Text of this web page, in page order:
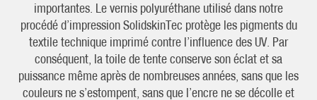
importantes. Le vernis polyuréthane utilisé dans notre
procédé d’impression SolidskinTec protège les pigments du
textile technique imprimé contre l’influence des UV. Par
conséquent, la toile de tente conserve son éclat et sa
puissance même après de nombreuses années, sans que les
couleurs ne s’estompent, sans que l’encre ne se décolle et